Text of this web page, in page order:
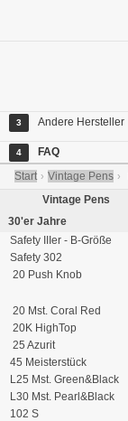
3 Andere Hersteller
4 FAQ
Start › Vintage Pens ›
Vintage Pens
30'er Jahre
Safety IIIer - B-Größe
Safety 302
20 Push Knob
20 Mst. Coral Red
20K HighTop
25 Azurit
45 Meisterstück
L25 Mst. Green&Black
L30 Mst. Pearl&Black
102 S